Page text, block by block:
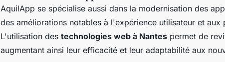
AquilApp se spécialise aussi dans la modernisation des
des améliorations notables à l'expérience utilisateur et aux
L'utilisation des technologies web à Nantes permet de
augmentant ainsi leur efficacité et leur adaptabilité aux